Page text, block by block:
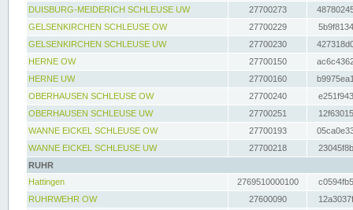
DUISBURG-MEIDERICH SCHLEUSE UW
27700273
GELSENKIRCHEN SCHLEUSE OW
27700229
GELSENKIRCHEN SCHLEUSE UW
27700230
HERNE OW
27700150
HERNE UW
27700160
OBERHAUSEN SCHLEUSE OW
27700240
OBERHAUSEN SCHLEUSE UW
27700251
WANNE EICKEL SCHLEUSE OW
27700193
WANNE EICKEL SCHLEUSE UW
27700218
RUHR
Hattingen
2769510000100
RUHRWEHR OW
27600090